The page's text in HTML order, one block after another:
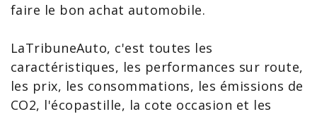
faire le bon achat automobile.
LaTribuneAuto, c'est toutes les
caractéristiques, les performances sur route,
les prix, les consommations, les émissions de
CO2, l'écopastille, la cote occasion et les